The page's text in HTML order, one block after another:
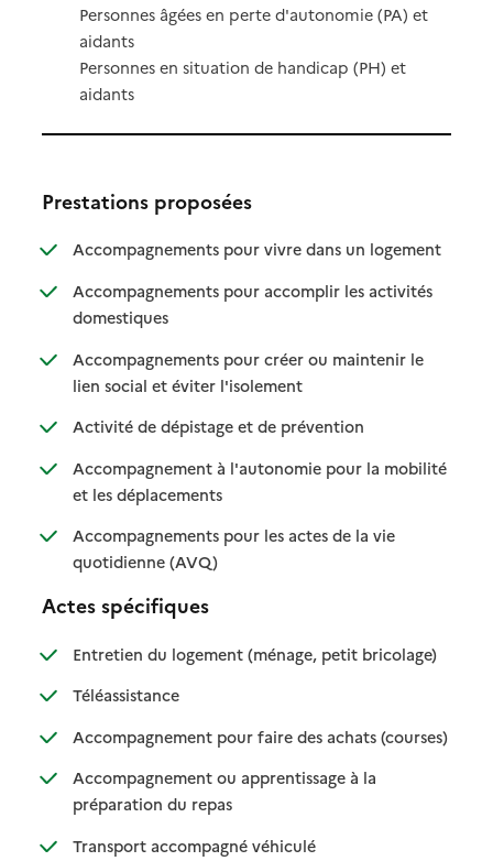
Personnes âgées en perte d'autonomie (PA) et
aidants
Personnes en situation de handicap (PH) et
aidants
Prestations proposées
Accompagnements pour vivre dans un logement
:
: non
Accompagnements pour accomplir les activités
domestiques: disponible
: non disponible
Accompagnements pour créer ou maintenir le
lien social et éviter l'isolement: disponible
: non disponible
Activité de dépistage et de prévention: disponible
: non disponible
Accompagnement à l'autonomie pour la mobilité
et les déplacements: disponible
: non disponible
Accompagnements pour les actes de la vie
quotidienne (AVQ): disponible
: non disponible
Actes spécifiques
Entretien du logement (ménage, petit bricolage): disponible
: non
Téléassistance: disponible
: non disponible
Accompagnement pour faire des achats (courses)
:
: non
Accompagnement ou apprentissage à la
préparation du repas: disponible
: non disponible
Transport accompagné véhiculé: disponible
: non disponible